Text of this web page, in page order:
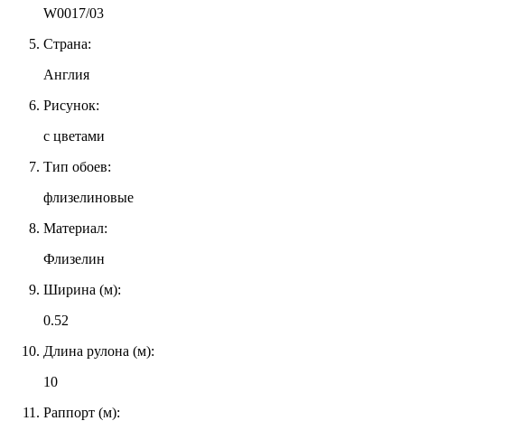
W0017/03
Страна:
Англия
Рисунок:
с цветами
Тип обоев:
флизелиновые
Материал:
Флизелин
Ширина (м):
0.52
Длина рулона (м):
10
Раппорт (м):